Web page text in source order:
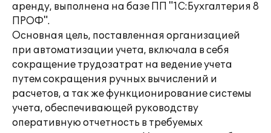
аренду, выполнена на базе ПП "1С:Бухгалтерия 8
ПРОФ".
Основная цель, поставленная организацией
при автоматизации учета, включала в себя
сокращение трудозатрат на ведение учета
путем сокращения ручных вычислений и
расчетов, а так же функционирование системы
учета, обеспечивающей руководству
оперативную отчетность в требуемых